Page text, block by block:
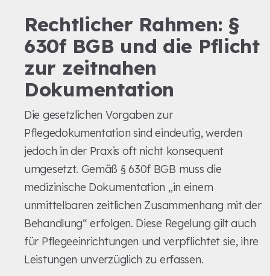
Rechtlicher Rahmen: §
630f BGB und die Pflicht
zur zeitnahen
Dokumentation
Die gesetzlichen Vorgaben zur
Pflegedokumentation sind eindeutig, werden
jedoch in der Praxis oft nicht konsequent
umgesetzt. Gemäß § 630f BGB muss die
medizinische Dokumentation „in einem
unmittelbaren zeitlichen Zusammenhang mit der
Behandlung“ erfolgen. Diese Regelung gilt auch
für Pflegeeinrichtungen und verpflichtet sie, ihre
Leistungen unverzüglich zu erfassen.